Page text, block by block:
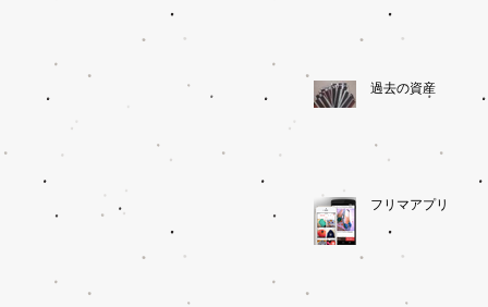
過去の資産
フリマアプリ